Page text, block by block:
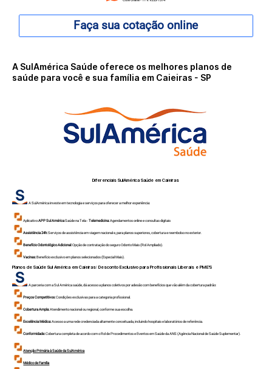
Faça sua cotação online
A SulAmérica Saúde oferece os melhores planos de
saúde para você e sua família em Caieiras - SP
Diferenciais SulAmérica Saúde emCaieiras
A SulAmérica investe em tecnologia e serviços para oferecer a melhor experiência:
AplicativoAPP Sul AméricaSaúde na Tela -Telemedicina:Agendamentos online e consultas digitais
Assistência 24h:Serviços de assistência em viagem nacional e, para planos superiores, cobertura e reembolso no exterior.
Benefício Odontológico Adicional:Opção de contratação do seguro Odonto Mais (Rol Ampliado).
Vacinas:Benefício exclusivo em planos selecionados (Especial Mais).
Planos de Saúde Sul América emCaieiras: Desconto Exclusivo para Profissionais Liberais e PME'S
A parceria com a Sul América saúde, dá acesso a planos coletivos por adesão com benefícios que vão além da cobertura padrão:
Preços Competitivos:Condições exclusivas para a categoria profissional.
Cobertura Ampla:Atendimento nacional ou regional, conforme sua escolha.
Excelência Médica:Acesso a uma rede credenciada altamente conceituada, incluindo hospitais e laboratórios de referência.
Conformidade:Cobertura completa de acordo com o Rol de Procedimentos e Eventos em Saúde da ANS (Agência Nacional de Saúde Suplementar).
Atenção Primária à Saúde da SulAmérica
Médico de Família